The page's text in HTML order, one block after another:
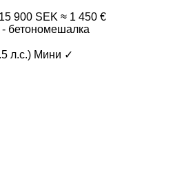
15 900 SEK ≈ 1 450 €
- бетономешалка
л.с.) Мини ✓